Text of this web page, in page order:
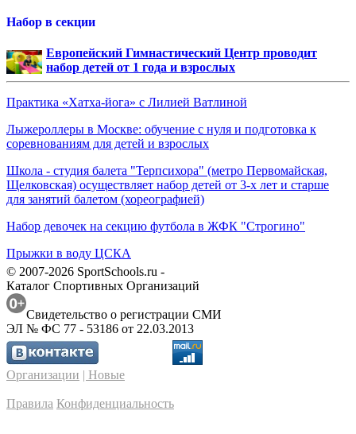
Набор в секции
Европейский Гимнастический Центр проводит
набор детей от 1 года и взрослых
Практика «Хатха-йога» с Лилией Ватлиной
Лыжероллеры в Москве: обучение с нуля и подготовка к
соревнованиям для детей и взрослых
Школа - студия балета "Терпсихора" (метро Первомайская,
Щелковская) осуществляет набор детей от 3-х лет и старше
для занятий балетом (хореографией)
Набор девочек на секцию футбола в ЖФК "Строгино"
Прыжки в воду ЦСКА
© 2007-2026 SportSchools.ru -
Каталог Спортивных Организаций
Свидетельство о регистрации СМИ
ЭЛ № ФС 77 - 53186 от 22.03.2013
Организации | Новые
Правила Конфиденциальность